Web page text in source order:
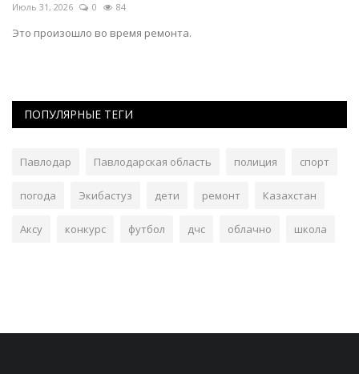
Июль 31, 2026 0 84
Это произошло во время ремонта.
ПОПУЛЯРНЫЕ ТЕГИ
Павлодар Павлодарская область полиция спорт
погода Экибастуз дети ремонт Казахстан
Аксу конкурс футбол дчс облачно школа